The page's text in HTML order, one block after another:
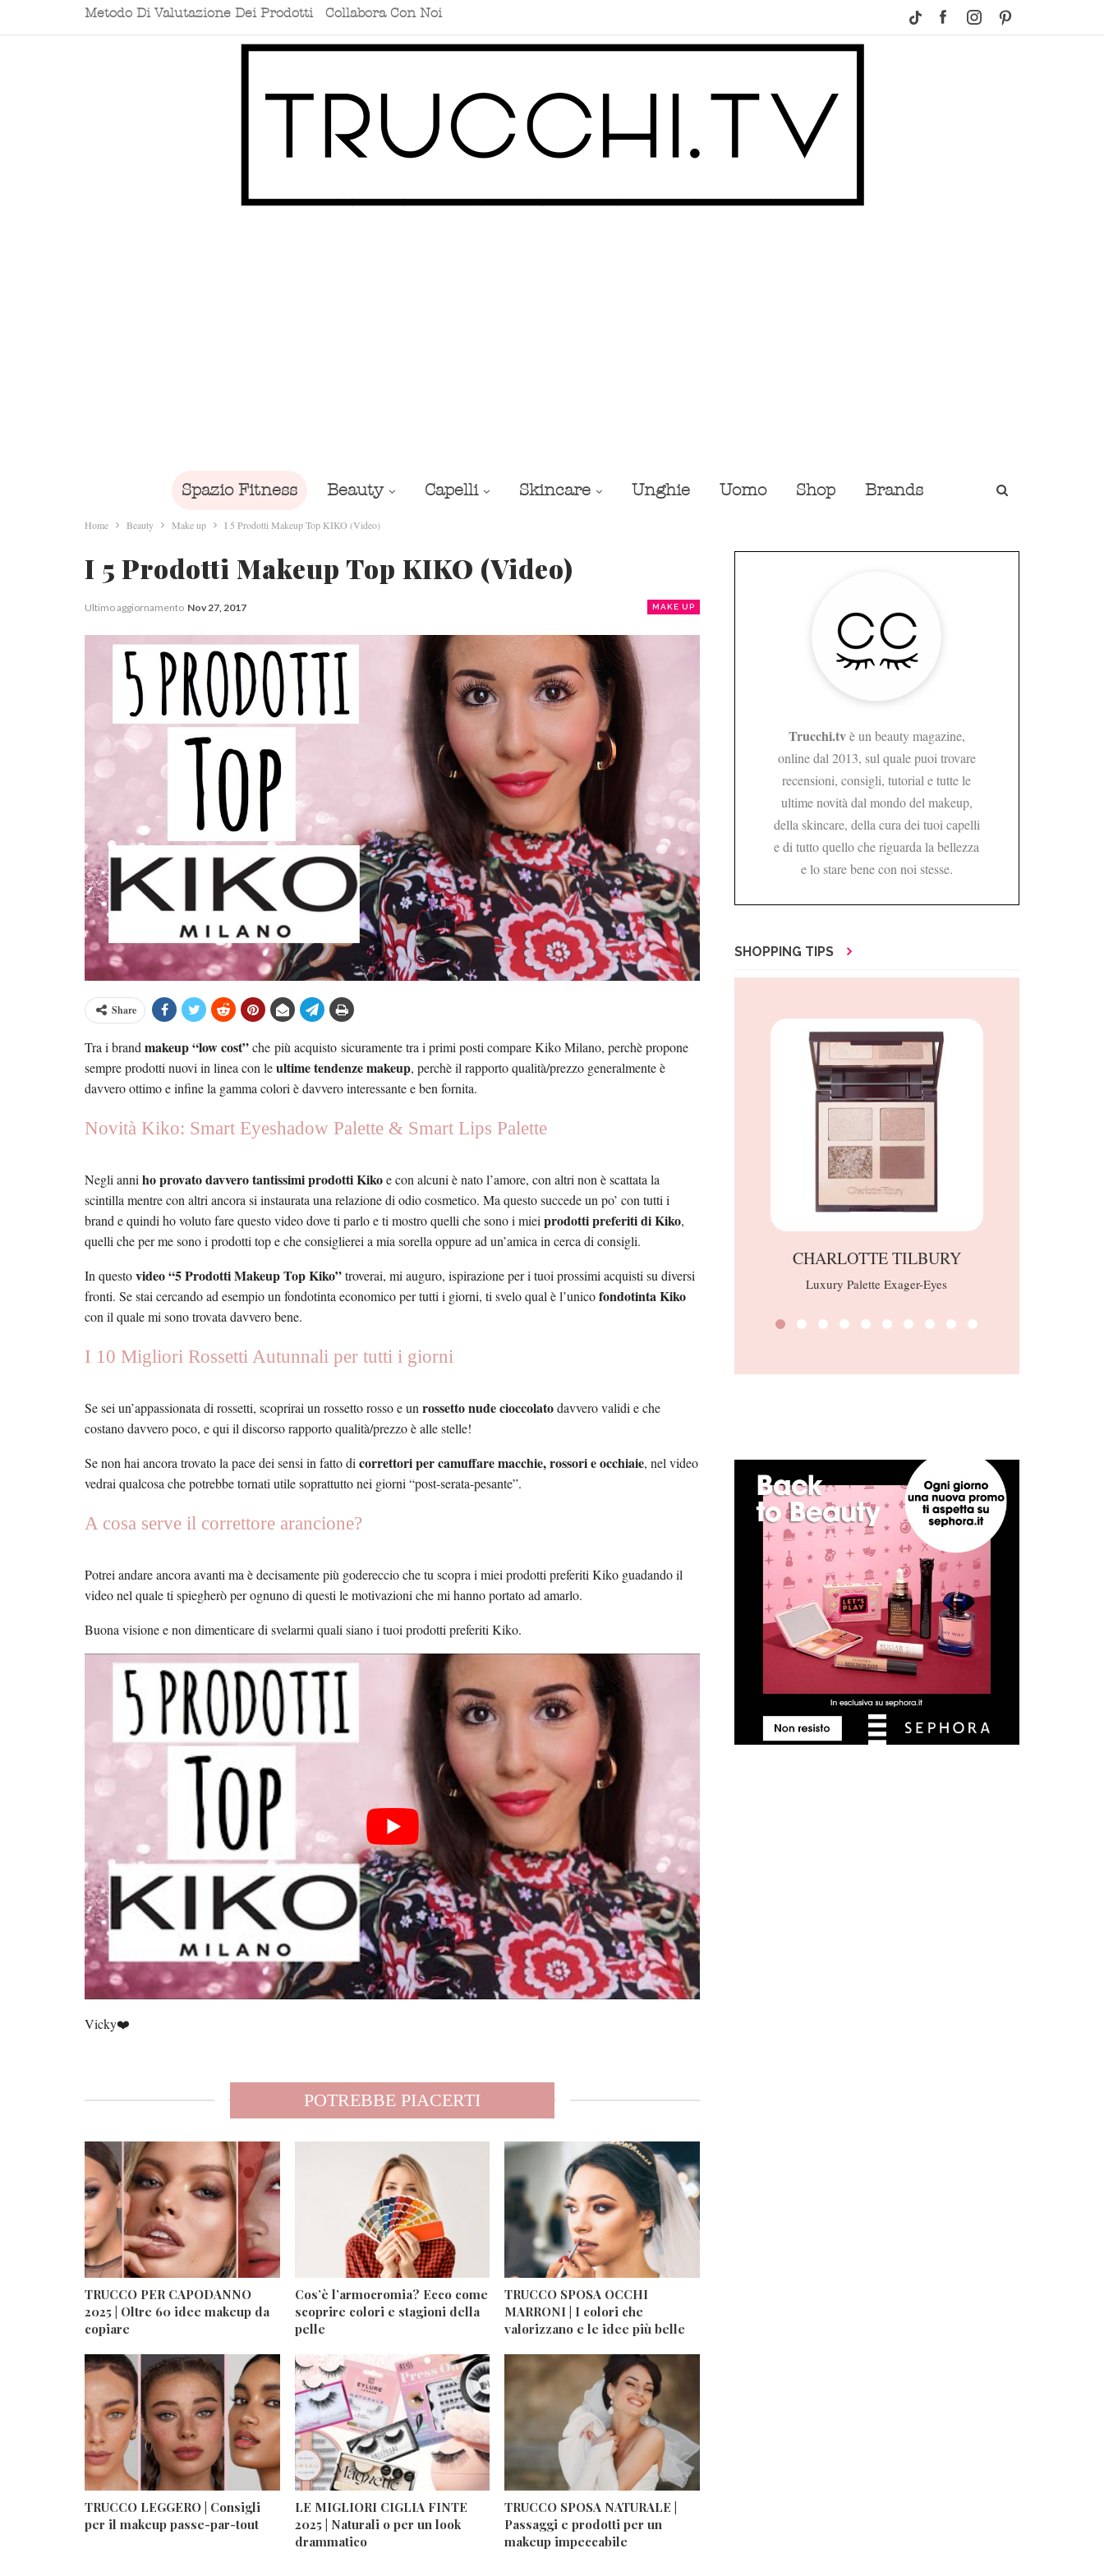
Metodo Di Valutazione Dei Prodotti Collabora Con Noi
Spazio Fitness Beauty Capelli Skincare Unghie Uomo Shop Brands
Home Beauty Make up I 5 Prodotti Makeup Top KIKO (Video)
I 5 Prodotti Makeup Top KIKO (Video)
MAKE UP
Ultimo aggiornamento Nov 27, 2017
Share
Tra i brand makeup “low cost”che più acquisto sicuramente tra i primi posti compare Kiko Milano, perchè propone
sempre prodotti nuovi in linea con leultime tendenze makeup, perchè il rapporto qualità/prezzo generalmente è
davvero ottimo e infine la gamma colori è davvero interessante e ben fornita.
Novità Kiko: Smart Eyeshadow Palette & Smart Lips Palette
Negli anni ho provato davvero tantissimi prodotti Kikoe con alcuni è nato l’amore, con altri non è scattata la
scintilla mentre con altri ancora si instaurata una relazione di odio cosmetico. Ma questo succede un po’ con tutti i
brand e quindi ho voluto fare questo video dove ti parlo e ti mostro quelli che sono i miei prodotti preferiti di Kiko,
quelli che per me sono i prodotti top e che consiglierei a mia sorella oppure ad un’amica in cerca di consigli.
In questovideo “5 Prodotti Makeup Top Kiko”troverai, mi auguro, ispirazione per i tuoi prossimi acquisti su diversi
fronti. Se stai cercando ad esempio un fondotinta economico per tutti i giorni, ti svelo qual è l’unicofondotinta Kiko
con il quale mi sono trovata davvero bene.
I 10 Migliori Rossetti Autunnali per tutti i giorni
Se sei un’appassionata di rossetti, scoprirai un rossetto rosso e un rossetto nude cioccolatodavvero validi e che
costano davvero poco, e qui il discorso rapporto qualità/prezzo è alle stelle!
Se non hai ancora trovato la pace dei sensi in fatto di correttori per camuffare macchie, rossori e occhiaie, nel video
vedrai qualcosa che potrebbe tornati utile soprattutto nei giorni “post-serata-pesante”.
A cosa serve il correttore arancione?
Potrei andare ancora avanti ma è decisamente più godereccio che tu scopra i miei prodotti preferiti Kiko guadando il
video nel quale ti spiegherò per ognuno di questi le motivazioni che mi hanno portato ad amarlo.
Buona visione e non dimenticare di svelarmi quali siano i tuoi prodotti preferiti Kiko.
Vicky❤️
POTREBBE PIACERTI
TRUCCO PER CAPODANNO
2025 | Oltre 60 idee makeup da
copiare
Cos’è l’armocromia? Ecco come
scoprire colori e stagioni della
pelle
TRUCCO SPOSA OCCHI
MARRONI | I colori che
valorizzano e le idee più belle
TRUCCO LEGGERO | Consigli
per il makeup passe-par-tout
LE MIGLIORI CIGLIA FINTE
2025 | Naturali o per un look
drammatico
TRUCCO SPOSA NATURALE |
Passaggi e prodotti per un
makeup impeccabile
Trucchi.tvè un beauty magazine,
online dal 2013, sul quale puoi trovare
recensioni, consigli, tutorial e tutte le
ultime novità dal mondo del makeup,
della skincare, della cura dei tuoi capelli
e di tutto quello che riguarda la bellezza
e lo stare bene con noi stesse.
SHOPPING TIPS
CHARLOTTE TILBURY
Luxury Palette Exager-Eyes